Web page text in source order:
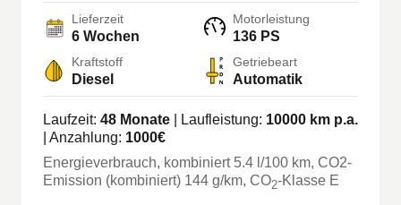
Lieferzeit
6 Wochen
Motorleistung
136 PS
Kraftstoff
Diesel
Getriebeart
Automatik
Laufzeit: 48 Monate | Laufleistung: 10000 km p.a.
| Anzahlung: 1000€
Energieverbrauch, kombiniert 5.4 l/100 km, CO2-
Emission (kombiniert) 144 g/km, CO2-Klasse E